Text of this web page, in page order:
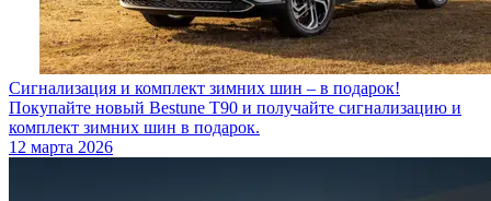
Сигнализация и комплект зимних шин – в подарок!
Покупайте новый Bestune T90 и получайте сигнализацию и
комплект зимних шин в подарок.
12 марта 2026